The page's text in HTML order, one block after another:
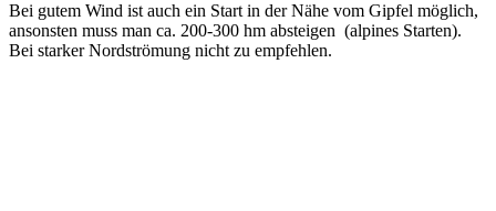
Bei gutem Wind ist auch ein Start in der Nähe vom Gipfel möglich,
ansonsten muss man ca. 200-300 hm absteigen (alpines Starten).
Bei starker Nordströmung nicht zu empfehlen.